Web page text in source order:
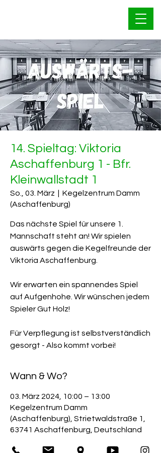
14. Spieltag: Viktoria
Aschaffenburg 1 - Bfr.
Kleinwallstadt 1
So., 03. März
Kegelzentrum Damm
(Aschaffenburg)
Das nächste Spiel für unsere 1.
Mannschaft steht an! Wir spielen
auswärts gegen die Kegelfreunde der
Viktoria Aschaffenburg.
Wir erwarten ein spannendes Spiel
auf Aufgenhohe. Wir wünschen jedem
Spieler Gut Holz!
Für Verpflegung ist selbstverständlich
gesorgt - Also kommt vorbei!
Wann & Wo?
03. März 2024, 10:00 – 13:00
Kegelzentrum Damm
(Aschaffenburg), Strietwaldstraße 1,
63741 Aschaffenburg, Deutschland